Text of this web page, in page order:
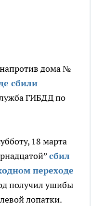
дома №
сбили
ГИБДД по
18 марта
сбил
переходе
получил ушибы
лопатки.